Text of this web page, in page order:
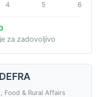
4 5 6
za zadovoljivo
Food & Rural Affairs